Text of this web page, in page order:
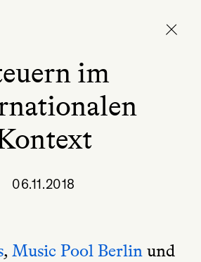
im
06.11.2018
,Music Pool Berlin und